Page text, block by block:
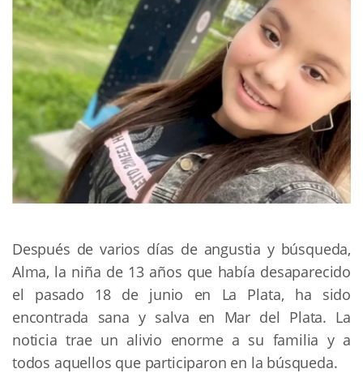
Después de varios días de angustia y búsqueda,
Alma, la niña de 13 años que había desaparecido
el pasado 18 de junio en La Plata, ha sido
encontrada sana y salva en Mar del Plata. La
noticia trae un alivio enorme a su familia y a
todos aquellos que participaron en la búsqueda.